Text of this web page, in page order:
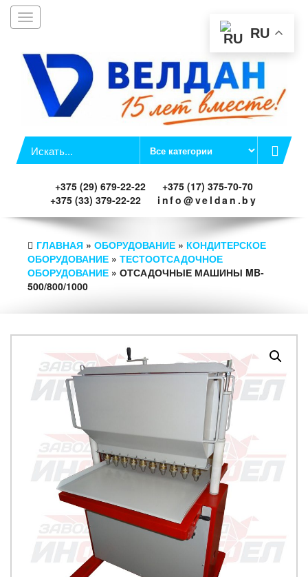
+375 (29) 679-22-22
+375 (17) 375-70-70
+375 (33) 379-22-22
info@veldan.by
Toggle
navigation
ГЛАВНАЯ » ОБОРУДОВАНИЕ » КОНДИТЕРСКОЕ
ОБОРУДОВАНИЕ » ТЕСТООТСАДОЧНОЕ
ОБОРУДОВАНИЕ » ОТСАДОЧНЫЕ МАШИНЫ MB-
500/800/1000
RU